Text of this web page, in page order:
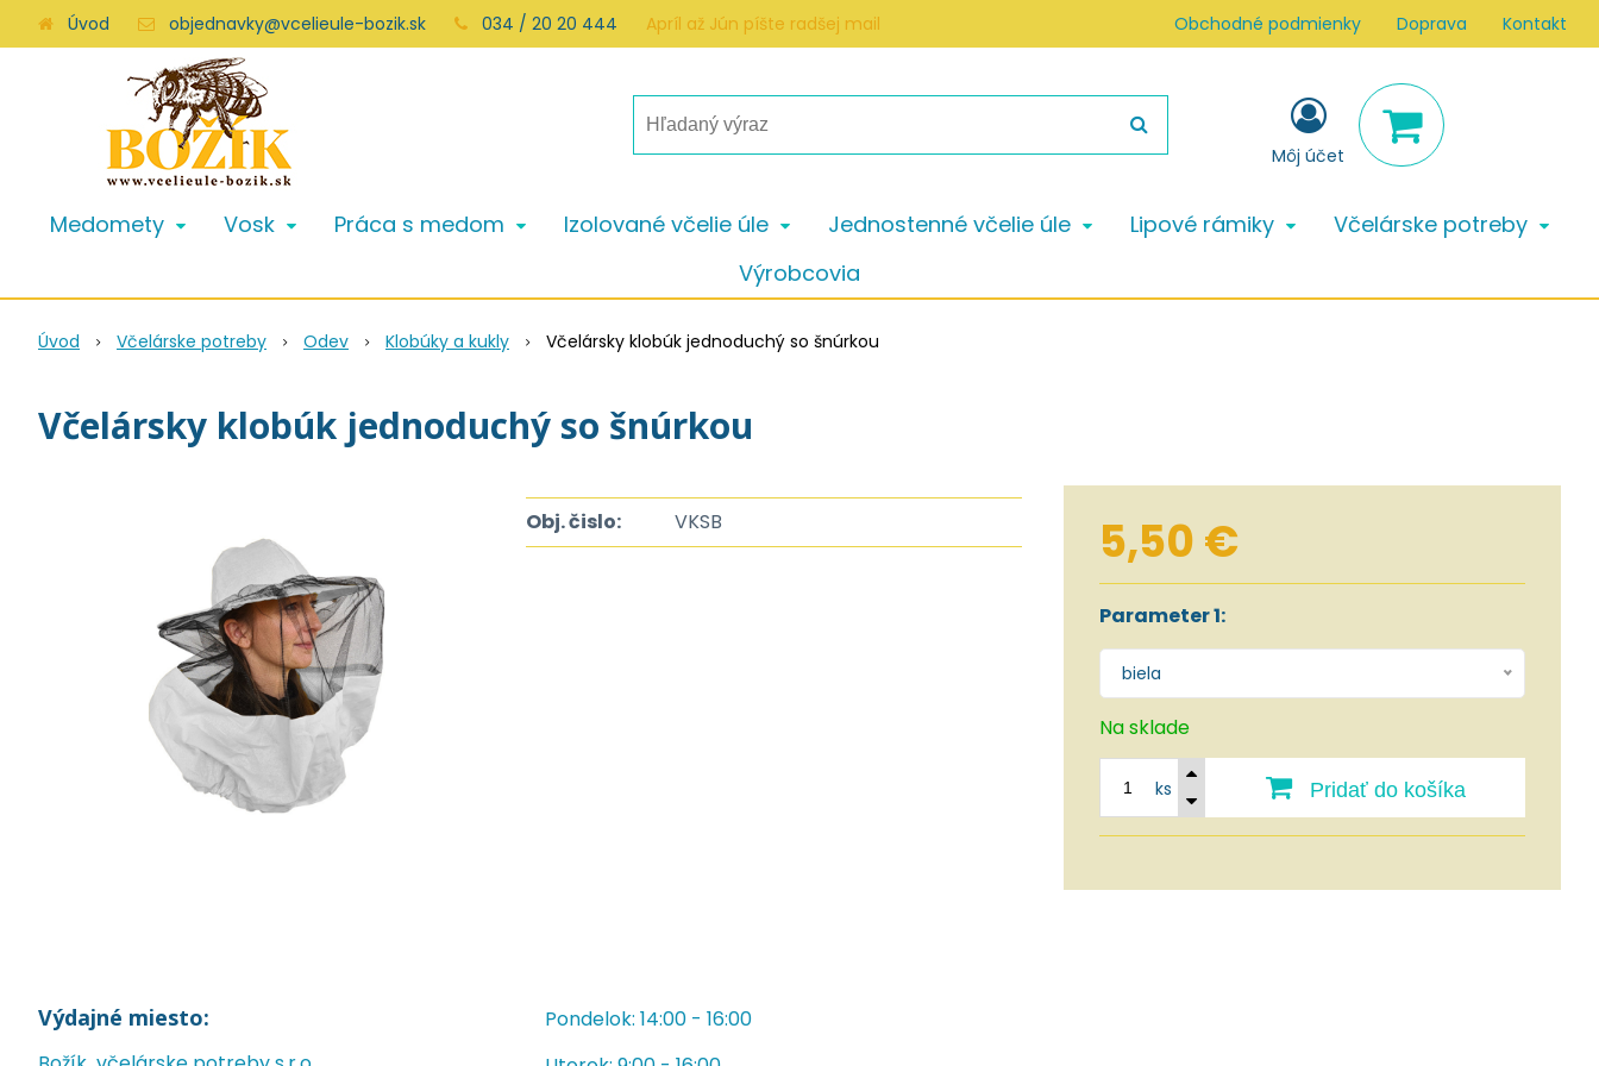
Úvod objednavky@vcelieule-bozik.sk 034 / 20 20 444 Apríl až Jún píšte radšej mail Obchodné podmienky Doprava Kontakt
Môj účet
Medomety Vosk Práca s medom Izolované včelie úle Jednostenné včelie úle Lipové rámiky
Včelárske potreby
Výrobcovia
Úvod Včelárske potreby Odev Klobúky a kukly Včelársky klobúk jednoduchý so šnúrkou
Včelársky klobúk jednoduchý so šnúrkou
5,50 €
Parameter 1:
biela
Na sklade
ks Pridať do košíka
Obj. čislo: VKSB
Výdajné miesto:
Pondelok: 14:00 - 16:00